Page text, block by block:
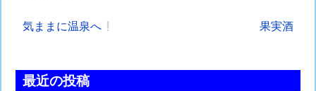
投
ナ
気ままに温泉へ 果実酒
最近の投稿